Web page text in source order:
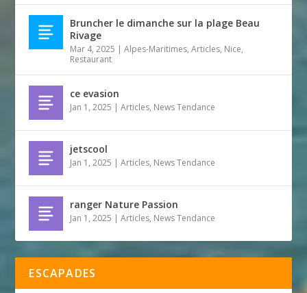
Bruncher le dimanche sur la plage Beau
Rivage
Mar 4, 2025 |Alpes-Maritimes,Articles, Nice,
Restaurant
ce evasion
Jan 1, 2025 |Articles, News Tendance
jetscool
Jan 1, 2025 |Articles, News Tendance
ranger Nature Passion
Jan 1, 2025 |Articles, News Tendance
ESCAPADES